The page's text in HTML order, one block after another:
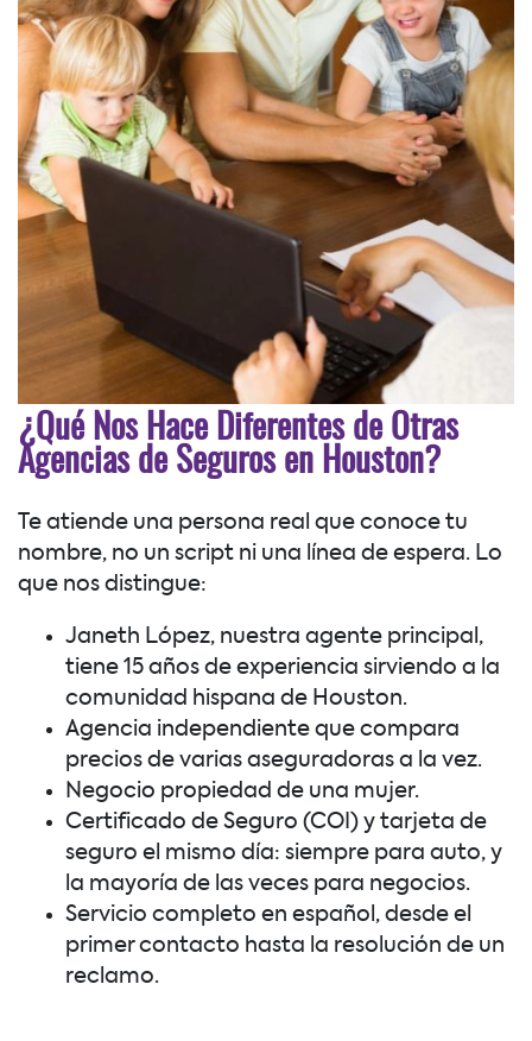
¿Qué Nos Hace Diferentes de Otras
Agencias de Seguros en Houston?
Te atiende una persona real que conoce tu
nombre, no un script ni una línea de espera. Lo
que nos distingue:
Janeth López, nuestra agente principal,
tiene 15 años de experiencia sirviendo a la
comunidad hispana de Houston.
Agencia independiente que compara
precios de varias aseguradoras a la vez.
Negocio propiedad de una mujer.
Certificado de Seguro (COI) y tarjeta de
seguro el mismo día: siempre para auto, y
la mayoría de las veces para negocios.
Servicio completo en español, desde el
primer contacto hasta la resolución de un
reclamo.